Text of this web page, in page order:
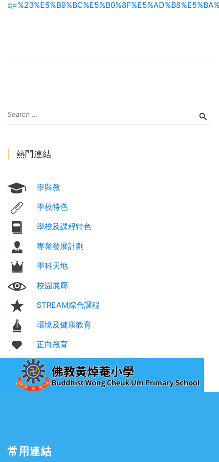
熱門連結
學與教
學校特色
學校及課程特色
專業發展計劃
學科天地
校園展廊
STREAM綜合課程
環境及健康教育
正向教育
常用連結